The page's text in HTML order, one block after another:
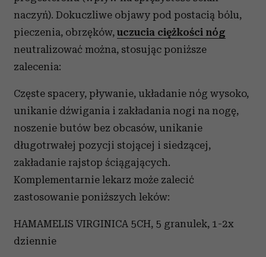
naczyń). Dokuczliwe objawy pod postacią bólu,
pieczenia, obrzęków, uczucia ciężkości nóg
neutralizować można, stosując poniższe
zalecenia:
Częste spacery, pływanie, układanie nóg wysoko,
unikanie dźwigania i zakładania nogi na nogę,
noszenie butów bez obcasów, unikanie
długotrwałej pozycji stojącej i siedzącej,
zakładanie rajstop ściągających.
Komplementarnie lekarz może zalecić
zastosowanie poniższych leków:
HAMAMELIS VIRGINICA 5CH, 5 granulek, 1-2x
dziennie